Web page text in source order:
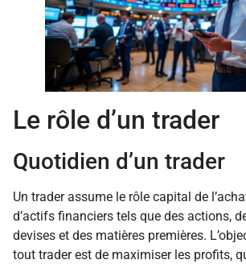
Le rôle d’un trader
Quotidien d’un trader
Un trader assume le rôle capital de
d’actifs financiers tels que des actions,
devises et des matières premières.
tout trader est de maximiser les profits,